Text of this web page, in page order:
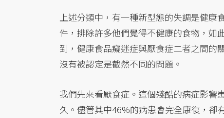
上述分類中，有一種新型態的失調是健康
件，排除許多他們覺得不健康的食物，如
到，健康食品癡迷症與厭食症二者之間的
沒有被認定是截然不同的問題。
我們先來看厭食症。這個殘酷的病症影響
久。儘管其中46%的病患會完全康復，卻